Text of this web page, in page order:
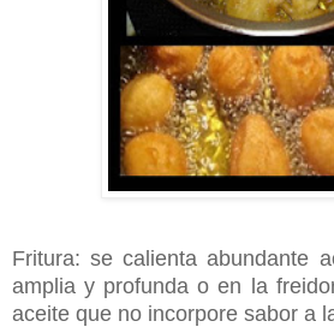
Fritura: se calienta abundante
amplia y profunda o en la
aceite que no incorpore sabor a